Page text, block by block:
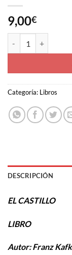
9,00€
Categoría: Libros
DESCRIPCIÓN
EL CASTILLO
LIBRO
Autor: Franz